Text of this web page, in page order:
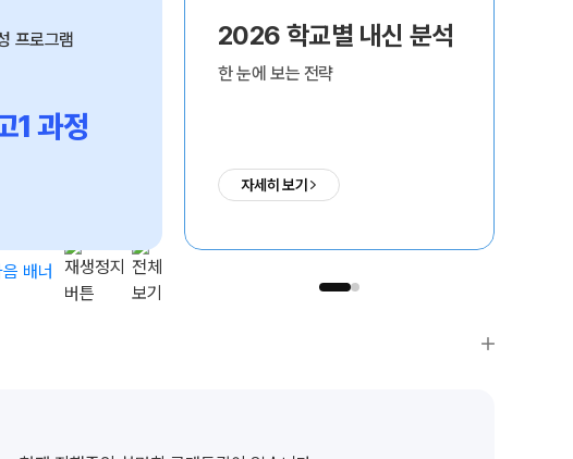
프로그램
2 과정
여름방학 집중 완성 프로그램
2026
07. 13(월) 개강
2026 학교별 내신 분석
한 눈에 보는 전략
자세히 보기